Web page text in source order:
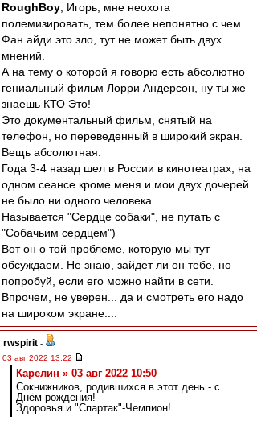
RoughBoy , Игорь, мне неохота
полемизировать, тем более непонятно с чем.
Фан айди это зло, тут не может быть двух
мнений.
А на тему о которой я говорю есть абсолютно
гениальный фильм Лорри Андерсон, ну ты же
знаешь КТО Это!
Это документальный фильм, снятый на
телефон, но переведенный в широкий экран.
Вещь абсолютная.
Года 3-4 назад шел в России в кинотеатрах, на
одном сеансе кроме меня и мои двух дочерей
не было ни одного человека.
Называется "Сердце собаки", не путать с
"Собачьим сердцем")
Вот он о той проблеме, которую мы тут
обсуждаем. Не знаю, зайдет ли он тебе, но
попробуй, если его можно найти в сети.
Впрочем, не уверен... да и смотреть его надо
на широком экране....
rwspirit -
03 авг 2022 13:22
Карелин » 03 авг 2022 10:50
Сокнижников, родившихся в этот день - с
Днём рождения!
Здоровья и "Спартак"-Чемпион!